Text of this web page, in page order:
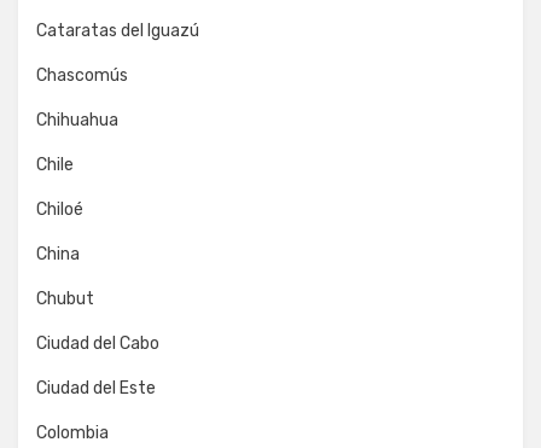
Cataratas del Iguazú
Chascomús
Chihuahua
Chile
Chiloé
China
Chubut
Ciudad del Cabo
Ciudad del Este
Colombia